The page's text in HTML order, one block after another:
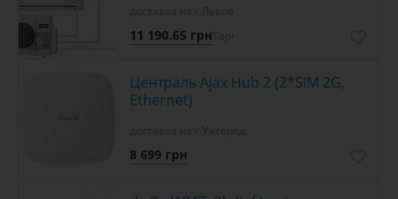
11 190.65 грн
Централь Ajax Hub 2 (2*SIM 2G,
Ethernet)
8 699 грн